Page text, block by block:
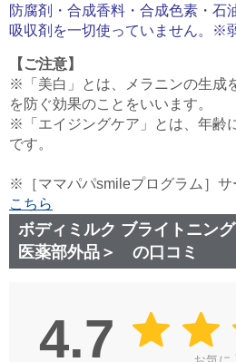
防腐剤・合成香料・合成色素・石
吸収剤を一切使っていません。※
【ご注意】
※「美白」とは、メラニンの生成
を防ぐ効果のことをいいます。
※「エイジングケア」とは、年齢
です。
※［ママパパsmileプログラム］サ
こちら
ボディミルク ブライトニン
医薬部外品＞ の口コミ
4.7